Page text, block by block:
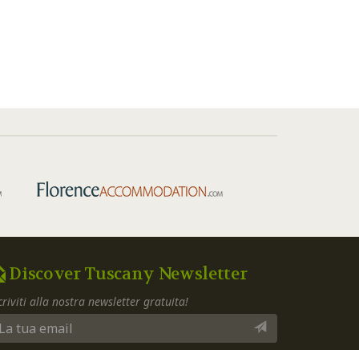
Discover Tuscany Newsletter
alla nostra newsletter gratuita!